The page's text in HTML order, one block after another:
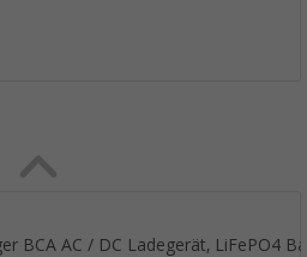
BCA AC / DC Ladegerät, LiFePO4